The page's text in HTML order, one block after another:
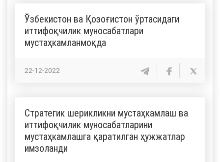
Ўзбекистон ва Қозоғистон ўртасидаги
иттифоқчилик муносабатлари
мустаҳкамланмоқда
22-12-2022
Стратегик шерикликни мустаҳкамлаш ва
иттифоқчилик муносабатларини
мустаҳкамлашга қаратилган ҳужжатлар
имзоланди